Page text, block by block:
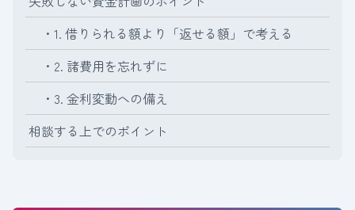
・1. 借りられる額より「返せる額」で考える
・2. 諸費用を忘れずに
・3. 金利変動への備え
相談する上でのポイント